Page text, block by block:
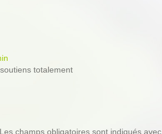
totalement
Les champs obligatoires sont indiqués avec